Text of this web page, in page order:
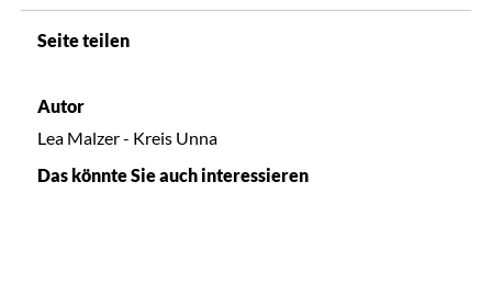
Seite teilen
Autor
Lea Malzer - Kreis Unna
Das könnte Sie auch interessieren